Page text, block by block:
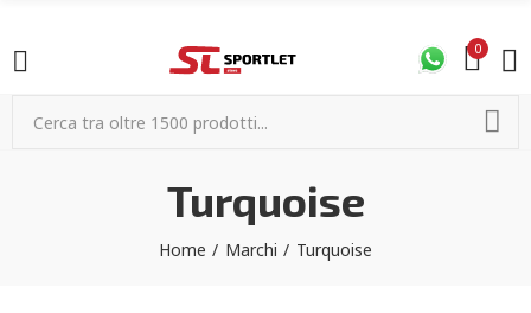
0
Turquoise
Home Marchi Turquoise